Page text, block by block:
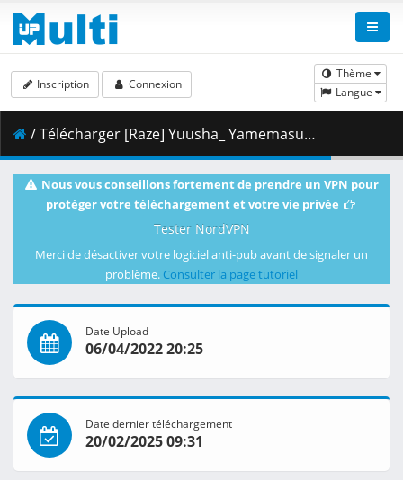
Thème
Langue
Inscription Connexion
/ Télécharger [Raze] Yuusha_ Yamemasu - 01 x265 10bit 1080p 144fps.mkv.002 ( 415.69 MB )
Nous vous conseillons fortement de prendre un VPN pour
protéger votre téléchargement et votre vie privée
Tester NordVPN
Merci de désactiver votre logiciel anti-pub avant de signaler un
problème. Consulter la page tutoriel
Date Upload
06/04/2022 20:25
Date dernier téléchargement
20/02/2025 09:31